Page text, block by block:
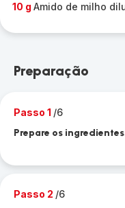
10 g Amido de milho
Preparação
Passo 1 /6
Prepare os
Passo 2 /6